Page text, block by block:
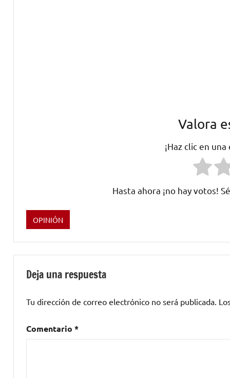
Valora
¡Haz clic en
Hasta ahora ¡no hay votos!
Etiquetado
Andhim,
Blind
Burnski,
OPINIÓN
Deja una respuesta
Tu dirección de correo electrónico no será publicada.
Comentario *